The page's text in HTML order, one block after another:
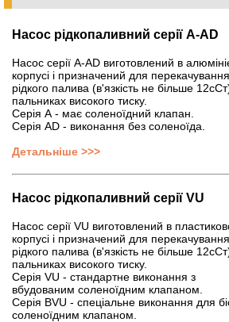
Насос рідкопаливний серії A-AD
Насос серії А-AD виготовлений в
корпусі і призначений для перекачування
рідкого палива (в'язкість не більше
пальниках високого тиску.
Серія А - має соленоїдний клапан.
Серія AD - виконання без соленоїда.
Детальніше >>>
Насос рідкопаливний серії VU
Насос серії VU виготовлений в
корпусі і призначений для перекачування
рідкого палива (в'язкість не більше
пальниках високого тиску.
Серія VU - стандартне виконання з
вбудованим соленоїдним клапаном.
Серія BVU - спеціальне виконання для
соленоїдним клапаном.